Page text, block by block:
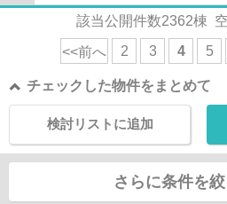
該当公開件数2362棟
<<前へ 2 3 4 5
チェックした物件をまとめて
検討リストに追加
さらに条件を